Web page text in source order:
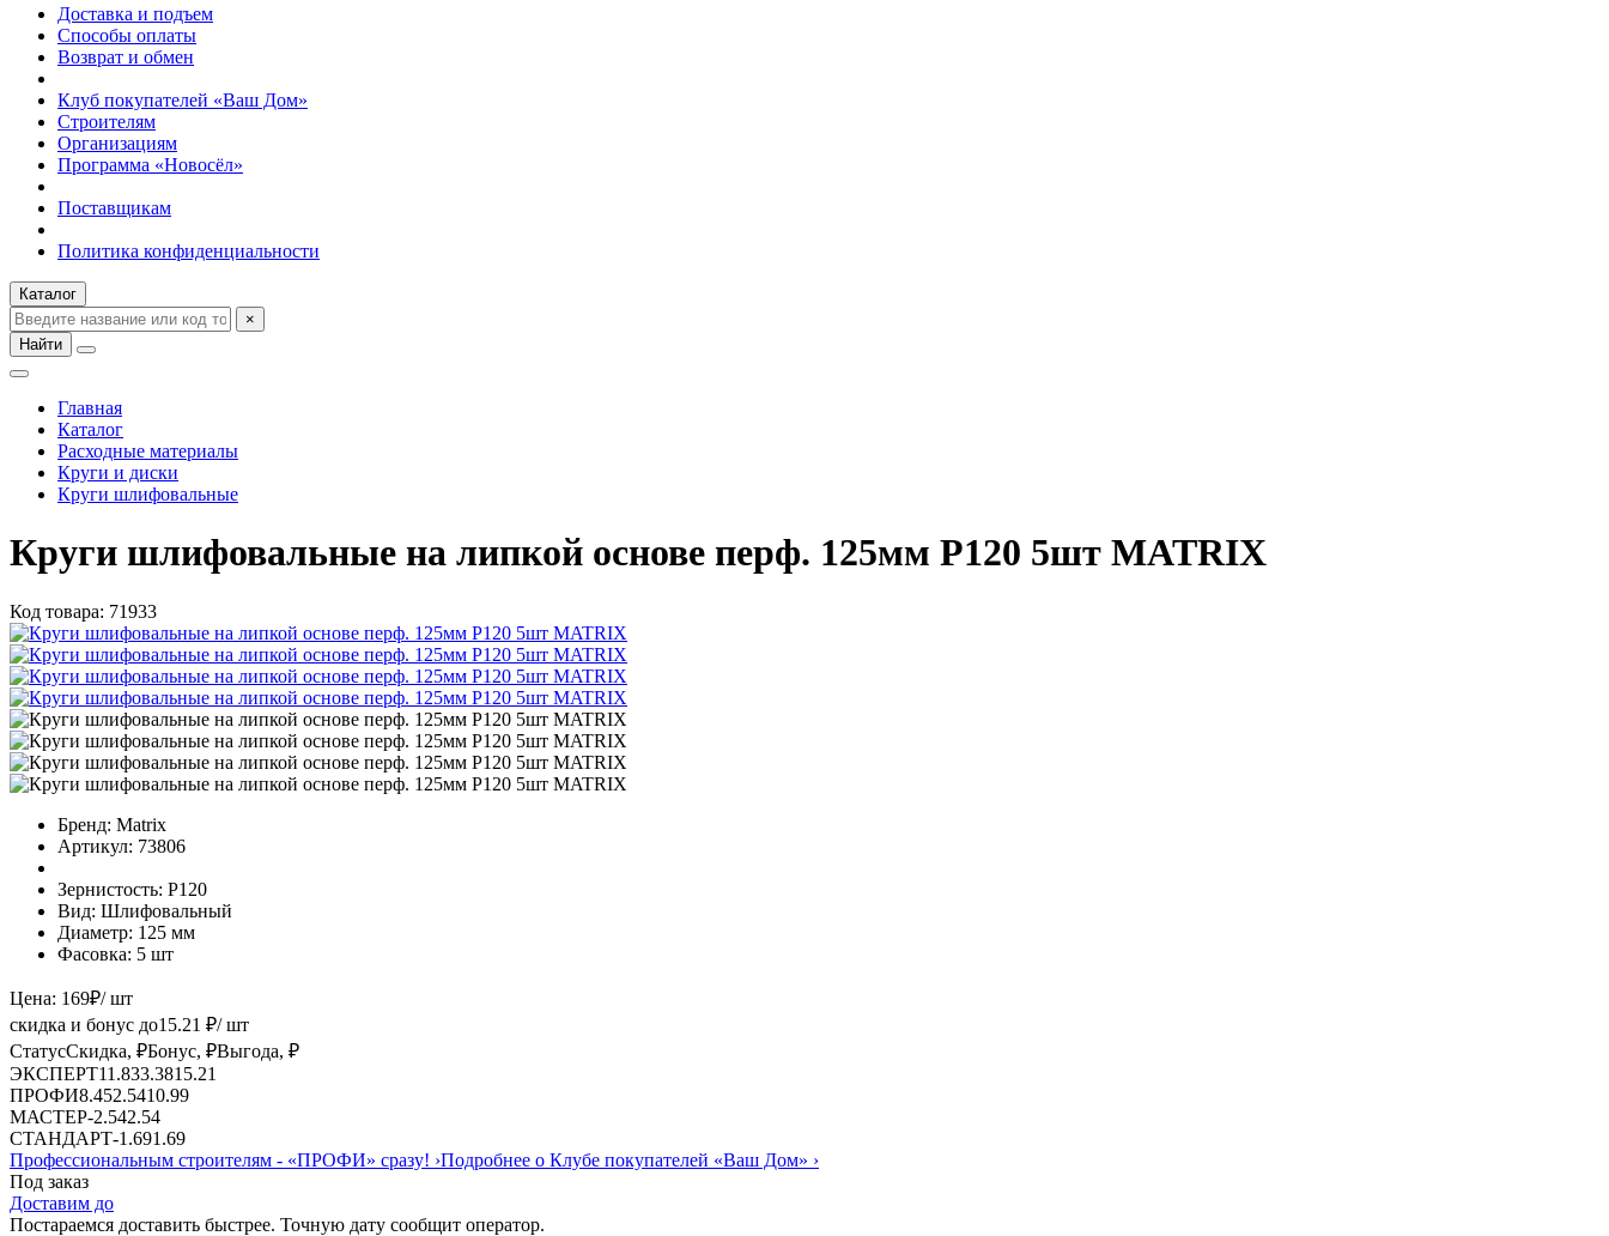
Доставка и подъем
Способы оплаты
Возврат и обмен
Клуб покупателей «Ваш Дом»
Строителям
Организациям
Программа «Новосёл»
Поставщикам
Политика конфиденциальности
Каталог
×
Найти
Главная
Каталог
Расходные материалы
Круги и диски
Круги шлифовальные
Круги шлифовальные на липкой основе перф. 125мм Р120 5шт MATRIX
Код товара: 71933
Бренд: Matrix
Артикул: 73806
Зернистость: Р120
Вид: Шлифовальный
Диаметр: 125 мм
Фасовка: 5 шт
Цена: 169₽/ шт
скидка и бонус до15.21 ₽/ шт
СтатусСкидка, ₽Бонус, ₽Выгода, ₽
ЭКСПЕРТ11.833.3815.21
ПРОФИ8.452.5410.99
МАСТЕР-2.542.54
СТАНДАРТ-1.691.69
Профессиональным строителям - «ПРОФИ» сразу! ›Подробнее о Клубе покупателей «Ваш Дом» ›
Под заказ
Доставим до
Постараемся доставить быстрее. Точную дату сообщит оператор.